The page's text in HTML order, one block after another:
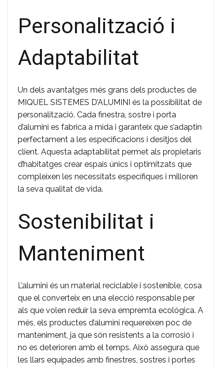
Personalització i
Adaptabilitat
Un dels avantatges més grans dels productes de
MIQUEL SISTEMES D’ALUMINI és la possibilitat de
personalització. Cada finestra, sostre i porta
d’alumini es fabrica a mida i garanteix que s’adaptin
perfectament a les especificacions i desitjos del
client. Aquesta adaptabilitat permet als propietaris
d’habitatges crear espais únics i optimitzats que
compleixen les necessitats específiques i milloren
la seva qualitat de vida.
Sostenibilitat i
Manteniment
L’alumini és un material reciclable i sostenible, cosa
que el converteix en una elecció responsable per
als que volen reduir la seva empremta ecològica. A
més, els productes d’alumini requereixen poc de
manteniment, ja que són resistents a la corrosió i
no es deterioren amb el temps. Això assegura que
les llars equipades amb finestres, sostres i portes